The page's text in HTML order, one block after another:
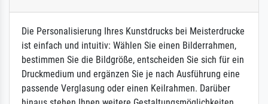
Die Personalisierung Ihres Kunstdrucks bei Meisterdrucke
ist einfach und intuitiv: Wählen Sie einen Bilderrahmen,
bestimmen Sie die Bildgröße, entscheiden Sie sich für ein
Druckmedium und ergänzen Sie je nach Ausführung eine
passende Verglasung oder einen Keilrahmen. Darüber